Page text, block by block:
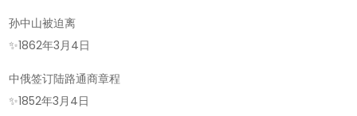
孙中山被迫离
✨1862年3月4日
中俄签订陆路通商章程
✨1852年3月4日